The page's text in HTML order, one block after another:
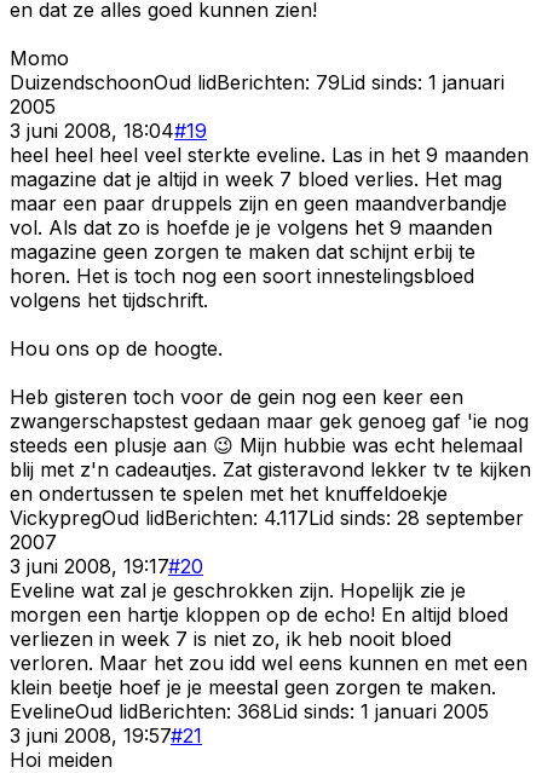
en dat ze alles goed kunnen zien!
Momo
DuizendschoonOud lidBerichten: 79Lid sinds: 1 januari
2005
3 juni 2008, 18:04#19
heel heel heel veel sterkte eveline. Las in het 9 maanden
magazine dat je altijd in week 7 bloed verlies. Het mag
maar een paar druppels zijn en geen maandverbandje
vol. Als dat zo is hoefde je je volgens het 9 maanden
magazine geen zorgen te maken dat schijnt erbij te
horen. Het is toch nog een soort innestelingsbloed
volgens het tijdschrift.
Hou ons op de hoogte.
Heb gisteren toch voor de gein nog een keer een
zwangerschapstest gedaan maar gek genoeg gaf 'ie nog
steeds een plusje aan 😉 Mijn hubbie was echt helemaal
blij met z'n cadeautjes. Zat gisteravond lekker tv te kijken
en ondertussen te spelen met het knuffeldoekje
VickypregOud lidBerichten: 4.117Lid sinds: 28 september
2007
3 juni 2008, 19:17#20
Eveline wat zal je geschrokken zijn. Hopelijk zie je
morgen een hartje kloppen op de echo! En altijd bloed
verliezen in week 7 is niet zo, ik heb nooit bloed
verloren. Maar het zou idd wel eens kunnen en met een
klein beetje hoef je je meestal geen zorgen te maken.
EvelineOud lidBerichten: 368Lid sinds: 1 januari 2005
3 juni 2008, 19:57#21
Hoi meiden